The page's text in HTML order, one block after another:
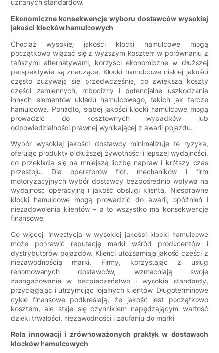
uznanych standardów.
Ekonomiczne konsekwencje wyboru dostawców wysokiej
jakości klocków hamulcowych
Chociaż wysokiej jakości klocki hamulcowe mogą
początkowo wiązać się z wyższym kosztem w porównaniu z
tańszymi alternatywami, korzyści ekonomiczne w dłuższej
perspektywie są znaczące. Klocki hamulcowe niskiej jakości
często zużywają się przedwcześnie, co zwiększa koszty
części zamiennych, robocizny i potencjalne uszkodzenia
innych elementów układu hamulcowego, takich jak tarcze
hamulcowe. Ponadto, słabej jakości klocki hamulcowe mogą
prowadzić do kosztownych wypadków lub
odpowiedzialności prawnej wynikającej z awarii pojazdu.
Wybór wysokiej jakości dostawcy minimalizuje te ryzyka,
oferując produkty o dłuższej żywotności i lepszej wydajności,
co przekłada się na mniejszą liczbę napraw i krótszy czas
przestoju. Dla operatorów flot, mechaników i firm
motoryzacyjnych wybór dostawcy bezpośrednio wpływa na
wydajność operacyjną i jakość obsługi klienta. Niesprawne
klocki hamulcowe mogą prowadzić do awarii, opóźnień i
niezadowolenia klientów – a to wszystko ma konsekwencje
finansowe.
Co więcej, inwestycja w wysokiej jakości klocki hamulcowe
może poprawić reputację marki wśród producentów i
dystrybutorów pojazdów. Klienci utożsamiają jakość części z
niezawodnością marki. Firmy, korzystając z usług
renomowanych dostawców, wzmacniają swoje
zaangażowanie w bezpieczeństwo i wysokie standardy,
przyciągając i utrzymując lojalnych klientów. Długoterminowe
cykle finansowe podkreślają, że jakość jest początkowo
kosztem, ale staje się czynnikiem napędzającym wartość
dzięki trwałości, niezawodności i zaufaniu do marki.
Rola innowacji i zrównoważonych praktyk w dostawach
klocków hamulcowych